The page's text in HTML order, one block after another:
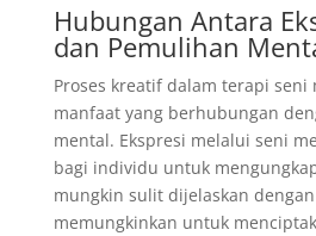
Hubungan Antara
dan Pemulihan
Proses kreatif dalam terapi seni
manfaat yang berhubungan
mental. Ekspresi melalui seni
bagi individu untuk
mungkin sulit dijelaskan
memungkinkan untuk